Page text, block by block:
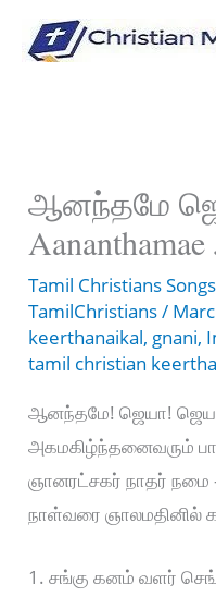
ஆனந்தமே
Aananthamae
Tamil Christians Songs
TamilChristians/
keerthanaikal, gnani,
tamil christian
ஆனந்தமே! ஜெயா!
அகமகிழ்ந்தனைவரும்
ஞானரட்சகர் நாதர் நமை
நாள்வரை ஞாலமதினில்
1. சங்கு கனம் வளர்